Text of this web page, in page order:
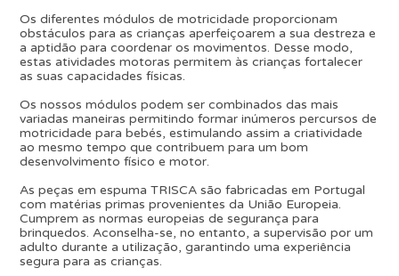
Os diferentes módulos de motricidade proporcionam
obstáculos para as crianças aperfeiçoarem a sua destreza e
a aptidão para coordenar os movimentos. Desse modo,
estas atividades motoras permitem às crianças fortalecer
as suas capacidades físicas.
Os nossos módulos podem ser combinados das mais
variadas maneiras permitindo formar inúmeros percursos de
motricidade para bebés, estimulando assim a criatividade
ao mesmo tempo que contribuem para um bom
desenvolvimento físico e motor.
As peças em espuma TRISCA são fabricadas em Portugal
com matérias primas provenientes da União Europeia.
Cumprem as normas europeias de segurança para
brinquedos. Aconselha-se, no entanto, a supervisão por um
adulto durante a utilização, garantindo uma experiência
segura para as crianças.